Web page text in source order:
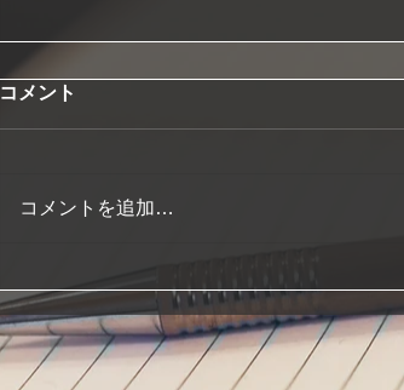
コメント
コメントを追加…